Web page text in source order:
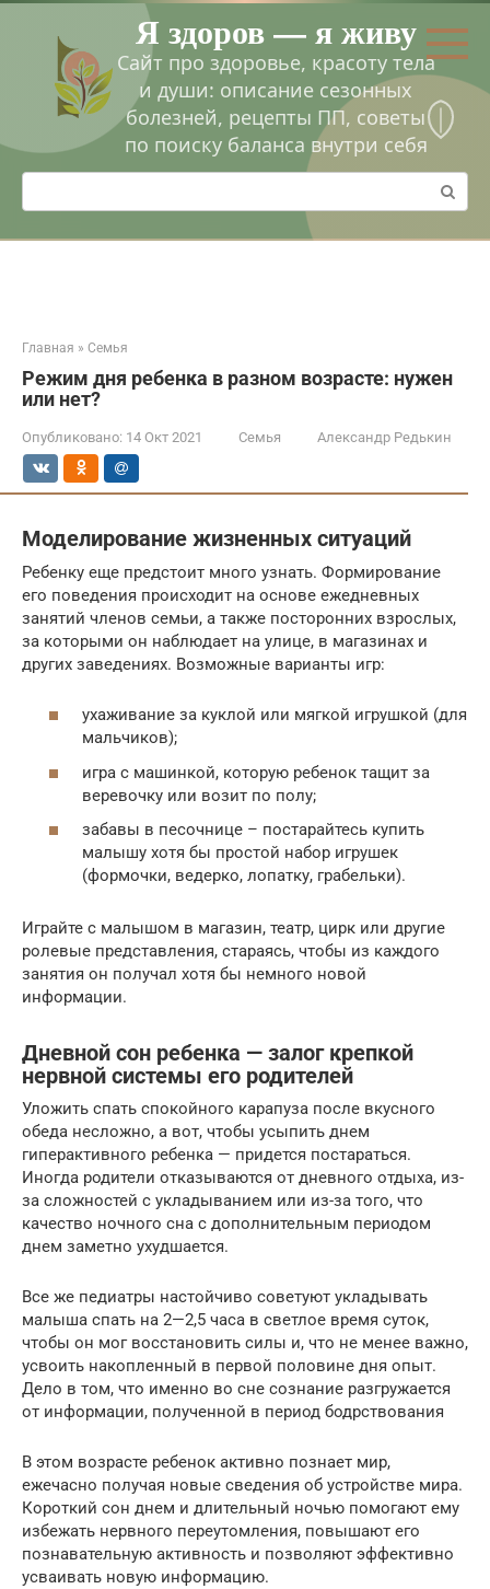
Перейти
контенту
Я здоров — я живу
Сайт про здоровье, красоту тела
и души: описание сезонных
болезней, рецепты ПП, советы
по поиску баланса внутри себя
Поиск:
Главная » Семья
Режим дня ребенка в разном возрасте: нужен
или нет?
Опубликовано: 14 Окт 2021 Семья Александр Редькин
Моделирование жизненных ситуаций
Ребенку еще предстоит много узнать. Формирование
его поведения происходит на основе ежедневных
занятий членов семьи, а также посторонних взрослых,
за которыми он наблюдает на улице, в магазинах и
других заведениях. Возможные варианты игр:
ухаживание за куклой или мягкой игрушкой (для
мальчиков);
игра с машинкой, которую ребенок тащит за
веревочку или возит по полу;
забавы в песочнице – постарайтесь купить
малышу хотя бы простой набор игрушек
(формочки, ведерко, лопатку, грабельки).
Играйте с малышом в магазин, театр, цирк или другие
ролевые представления, стараясь, чтобы из каждого
занятия он получал хотя бы немного новой
информации.
Дневной сон ребенка — залог крепкой
нервной системы его родителей
Уложить спать спокойного карапуза после вкусного
обеда несложно, а вот, чтобы усыпить днем
гиперактивного ребенка — придется постараться.
Иногда родители отказываются от дневного отдыха, из-
за сложностей с укладыванием или из-за того, что
качество ночного сна с дополнительным периодом
днем заметно ухудшается.
Все же педиатры настойчиво советуют укладывать
малыша спать на 2—2,5 часа в светлое время суток,
чтобы он мог восстановить силы и, что не менее важно,
усвоить накопленный в первой половине дня опыт.
Дело в том, что именно во сне сознание разгружается
от информации, полученной в период бодрствования
В этом возрасте ребенок активно познает мир,
ежечасно получая новые сведения об устройстве мира.
Короткий сон днем и длительный ночью помогают ему
избежать нервного переутомления, повышают его
познавательную активность и позволяют эффективно
усваивать новую информацию.